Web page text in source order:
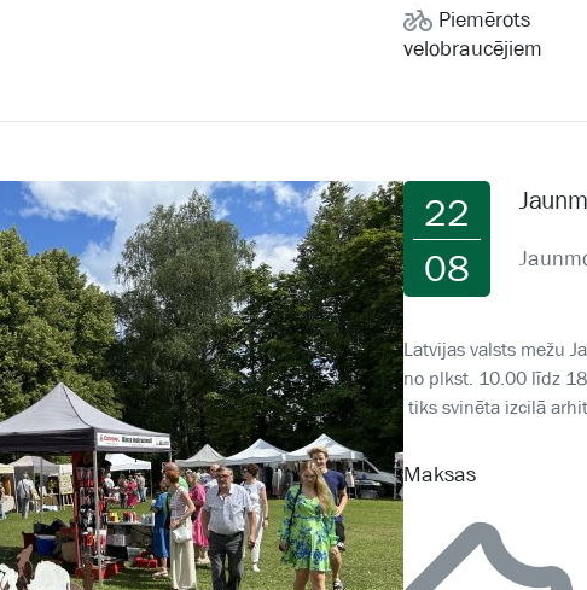
Piemērots
velobraucējiem
22
08
Latvijas valsts mežu
no plkst. 10.00 līdz
tiks svinēta izcilā
Maksas